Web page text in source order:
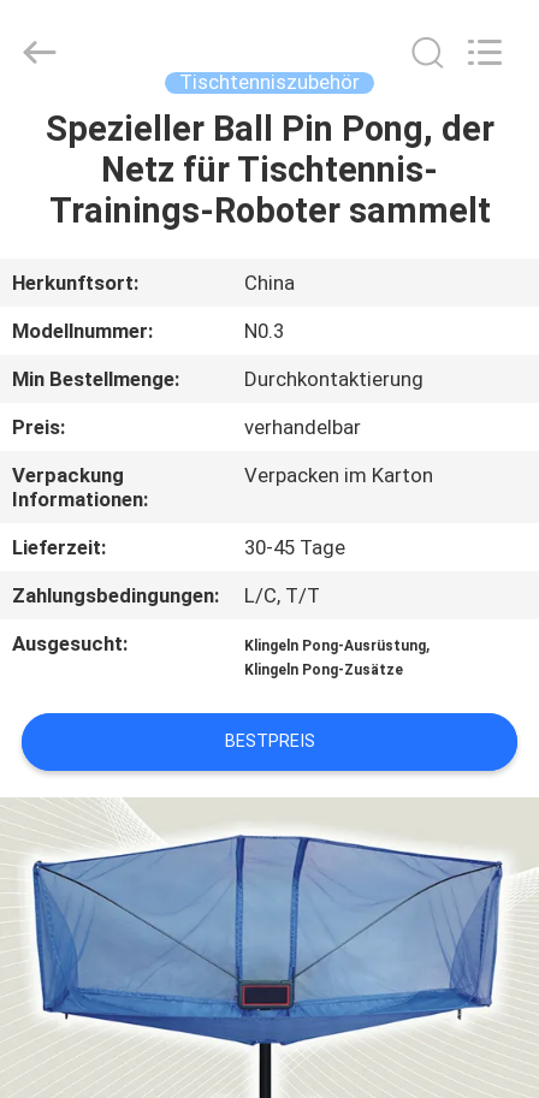
HAUSE
ÜBER
UNS
WERKSBESICHTIGUNG
QUALITÄTSKONTROLLE
KONTAKT
MIT
BITTE
UM
EIN
ANGEBOT
SITEMAP
PRIVACY
POLICY
Sports
Ltd..
Tischtenniszubehör
Spezieller Ball Pin Pong, der
Netz für Tischtennis-
Trainings-Roboter sammelt
Herkunftsort:
China
Modellnummer:
N0.3
Min Bestellmenge:
Durchkontaktierung
Preis:
verhandelbar
Verpackung
Informationen:
Verpacken im Karton
Lieferzeit:
30-45 Tage
Zahlungsbedingungen:
L/C, T/T
Ausgesucht:
Klingeln Pong-Ausrüstung,
Klingeln Pong-Zusätze
BESTPREIS